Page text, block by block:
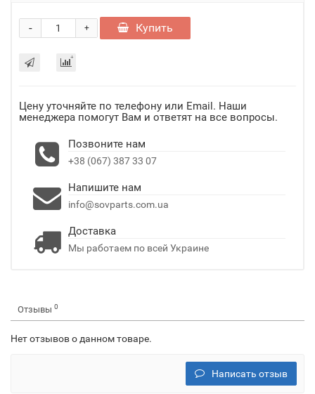
+
- Купить
Цену уточняйте по телефону или Email. Наши
менеджера помогут Вам и ответят на все вопросы.
Позвоните нам
+38 (067) 387 33 07
Напишите нам
info@sovparts.com.ua
Доставка
Мы работаем по всей Украине
Отзывы 0
Нет отзывов о данном товаре.
Написать отзыв